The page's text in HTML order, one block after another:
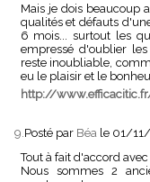
Mais je dois beaucoup
qualités et défauts
6 mois... surtout les
empressé d'oublier les
reste inoubliable,
eu le plaisir et le
http://
9.Posté par Béa le 01/
Tout à fait d'accord
Nous sommes 2